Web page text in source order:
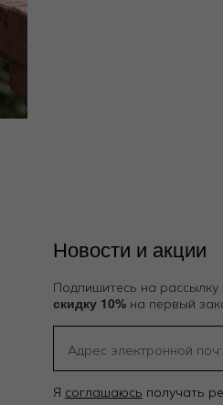
Новости и акции
Подпишитесь на рассылку
скидку 10%на первый
Я соглашаюсь получать